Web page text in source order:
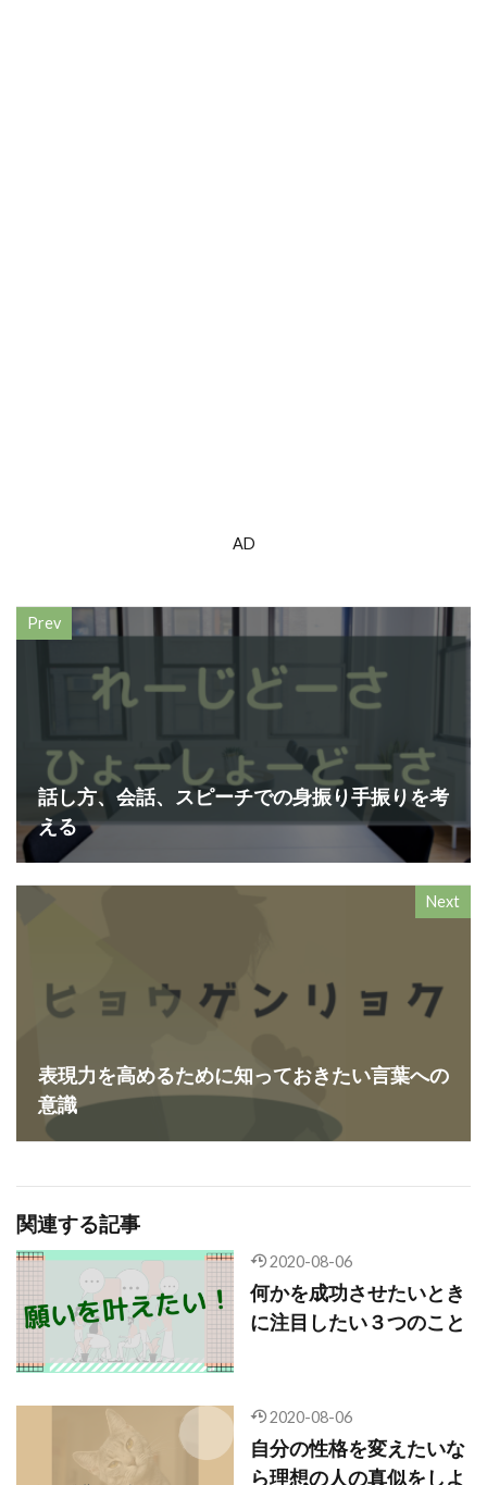
AD
Prev
話し方、会話、スピーチでの身振り手振りを考
える
Next
表現力を高めるために知っておきたい言葉への
意識
関連する記事
2020-08-06
何かを成功させたいとき
に注目したい３つのこと
2020-08-06
自分の性格を変えたいな
ら理想の人の真似をしよ